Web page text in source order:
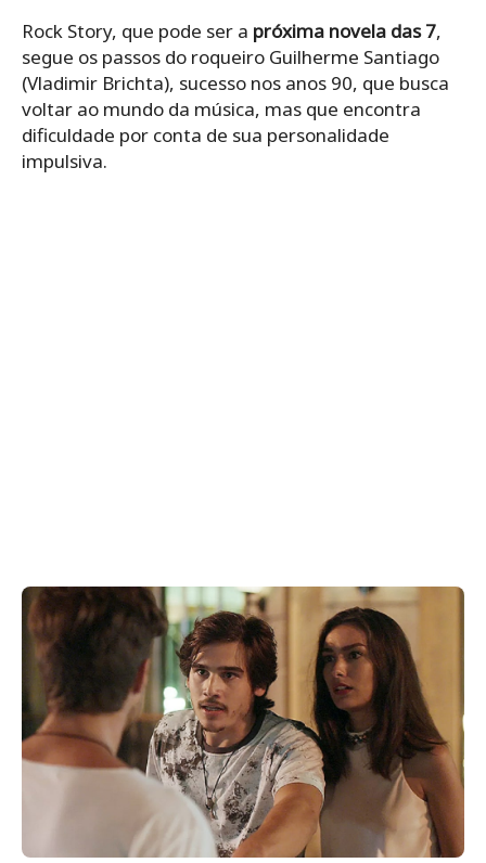
Rock Story, que pode ser a próxima novela das 7,
segue os passos do roqueiro Guilherme Santiago
(Vladimir Brichta), sucesso nos anos 90, que busca
voltar ao mundo da música, mas que encontra
dificuldade por conta de sua personalidade
impulsiva.